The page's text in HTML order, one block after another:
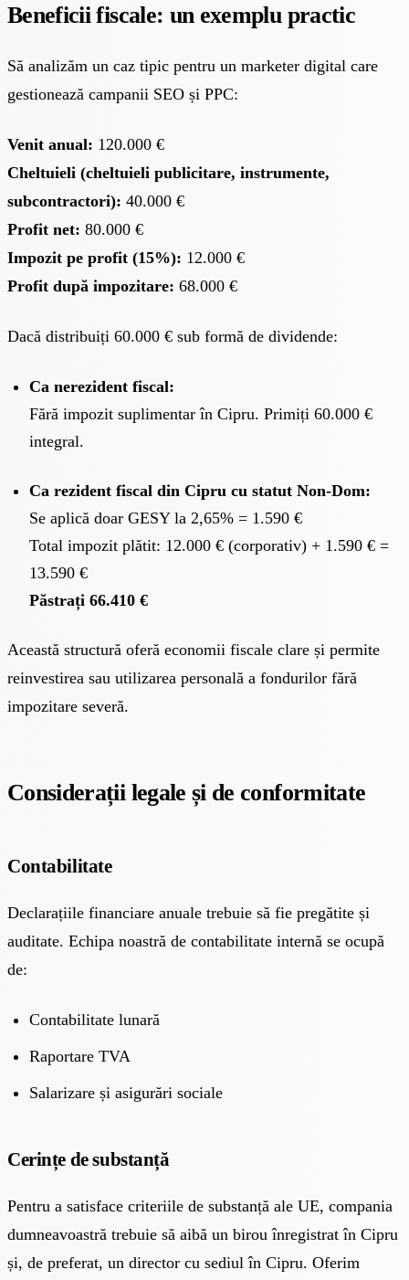
Beneficii fiscale: un exemplu practic
Să analizăm un caz tipic pentru un marketer digital care
gestionează campanii SEO și PPC:
Venit anual: 120.000 €
Cheltuieli (cheltuieli publicitare, instrumente,
subcontractori): 40.000 €
Profit net: 80.000 €
Impozit pe profit (15%): 12.000 €
Profit după impozitare: 68.000 €
Dacă distribuiți 60.000 € sub formă de dividende:
Ca nerezident fiscal:
Fără impozit suplimentar în Cipru. Primiți 60.000 €
integral.
Ca rezident fiscal din Cipru cu statut Non-Dom:
Se aplică doar GESY la 2,65% = 1.590 €
Total impozit plătit: 12.000 € (corporativ) + 1.590 € =
13.590 €
Păstrați 66.410 €
Această structură oferă economii fiscale clare și permite
reinvestirea sau utilizarea personală a fondurilor fără
impozitare severă.
Considerații legale și de conformitate
Contabilitate
Declarațiile financiare anuale trebuie să fie pregătite și
auditate. Echipa noastră de contabilitate internă se ocupă
de:
Contabilitate lunară
Raportare TVA
Salarizare și asigurări sociale
Cerințe de substanță
Pentru a satisface criteriile de substanță ale UE, compania
dumneavoastră trebuie să aibă un birou înregistrat în Cipru
și, de preferat, un director cu sediul în Cipru. Oferim